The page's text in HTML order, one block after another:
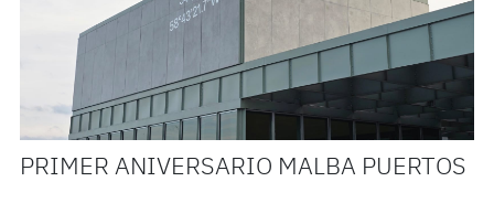
PRIMER ANIVERSARIO MALBA PUERTOS